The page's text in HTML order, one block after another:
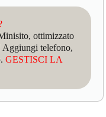
ottimizzato
telefono,
GESTISCI LA